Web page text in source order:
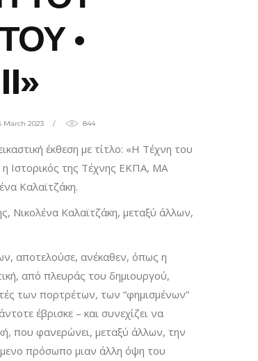
•
March 2023 844
έκθεση με τίτλο: «Η Τέχνη του
η Ιστορικός της Τέχνης ΕΚΠΑ, ΜΑ
Καλαϊτζάκη.
Νικολένα Καλαϊτζάκη, μεταξύ άλλων,
αποτελούσε, ανέκαθεν, όπως η
από πλευράς του δημιουργού,
των πορτρέτων, των “φημισμένων”
έβρισκε – και συνεχίζει να
που φανερώνει, μεταξύ άλλων, την
πρόσωπο μιαν άλλη όψη του